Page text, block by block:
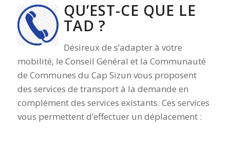
QU’EST-CE QUE LE
TAD ?
Désireux de s’adapter à votre
mobilité, le Conseil Général et la Communauté
de Communes du Cap Sizun vous proposent
des services de transport à la demande en
complément des services existants. Ces services
vous permettent d’effectuer un déplacement :